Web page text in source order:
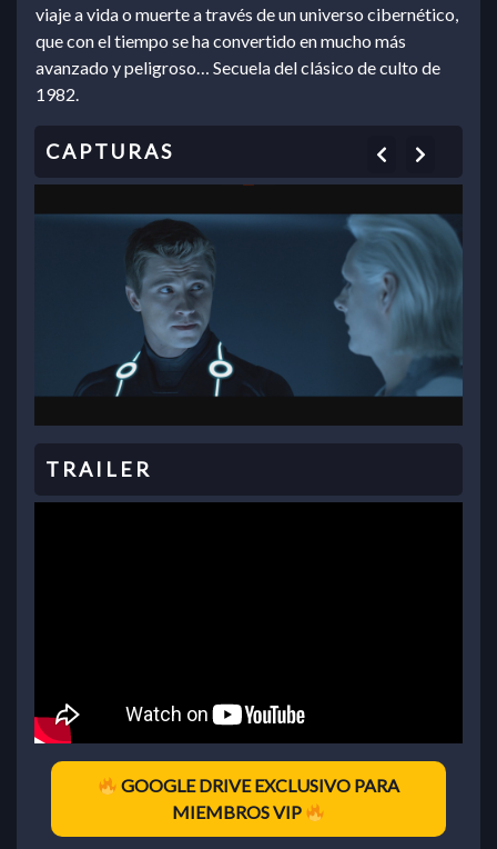
viaje a vida o muerte a través de un universo cibernético,
que con el tiempo se ha convertido en mucho más
avanzado y peligroso… Secuela del clásico de culto de
1982.
Previous
GOOGLE DRIVE EXCLUSIVO PARA
MIEMBROS VIP